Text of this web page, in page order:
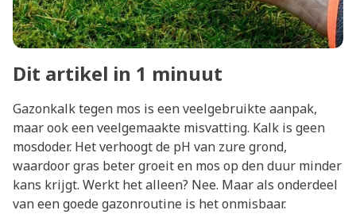
Dit artikel in 1 minuut
Gazonkalk tegen mos is een veelgebruikte aanpak,
maar ook een veelgemaakte misvatting. Kalk is geen
mosdoder. Het verhoogt de pH van zure grond,
waardoor gras beter groeit en mos op den duur minder
kans krijgt. Werkt het alleen? Nee. Maar als onderdeel
van een goede gazonroutine is het onmisbaar.